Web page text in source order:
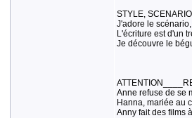
STYLE,
J'adore le
L'écriture est d'un
Je découvre le
Anne refuse de se
Hanna, mariée au
Anny fait des films